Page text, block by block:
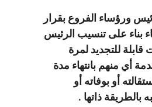
ورؤساء الفروع بقرار
بناء على تنسيب الرئيس
للتجديد لمرة
أي منهم بانتهاء مدة
أو بوفاته أو
بالطريقة ذاتها .